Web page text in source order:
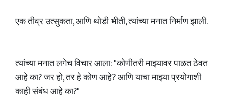
एक तीव्र उत्सुकता, आणि थोडी भीती, त्यांच्या मनात निर्माण झाली.
त्यांच्या मनात लगेच विचार आला: "कोणीतरी माझ्यावर पाळत ठेवत
आहे का? जर हो, तर हे कोण आहे? आणि याचा माझ्या प्रयोगाशी
काही संबंध आहे का?"